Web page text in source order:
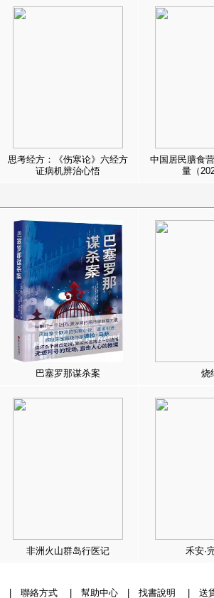
思考经方：《伤寒论》六经方
证病机辨治心悟
中国居民膳食
量（
巴塞罗那谋杀案 烧
非洲火山群岛行医记 禾安·
聯絡方式| 幫助中心| 找書說明 送